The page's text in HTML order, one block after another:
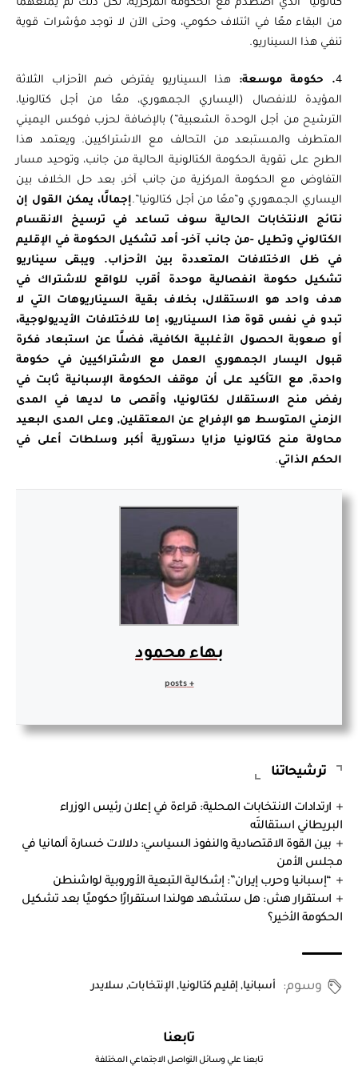
كتالونيا” الذي اصطدم مع الحكومة المركزية، لكن ذلك لم يمنعهما
من البقاء معًا في ائتلاف حكومي، وحتى الآن لا توجد مؤشرات قوية
تنفي هذا السيناريو.
. حكومة موسعة:هذا السيناريو يفترض ضم الأحزاب الثلاثة
المؤيدة للانفصال (اليساري الجمهوري، معًا من أجل كتالونيا،
الترشيح من أجل الوحدة الشعبية”) بالإضافة لحزب فوكس اليميني
المتطرف والمستبعد من التحالف مع الاشتراكيين. ويعتمد هذا
الطرح على تقوية الحكومة الكتالونية الحالية من جانب، وتوحيد مسار
التفاوض مع الحكومة المركزية من جانب آخر، بعد حل الخلاف بين
اليساري الجمهوري و”معًا من أجل كتالونيا”.إجمالًا، يمكن القول إن
نتائج الانتخابات الحالية سوف تساعد في ترسيخ الانقسام
الكتالوني وتطيل -من جانب آخر- أمد تشكيل الحكومة في الإقليم
في ظل الاختلافات المتعددة بين الأحزاب. ويبقى سيناريو
تشكيل حكومة انفصالية موحدة أقرب للواقع للاشتراك في
هدف واحد هو الاستقلال، بخلاف بقية السيناريوهات التي لا
تبدو في نفس قوة هذا السيناريو، إما للاختلافات الأيديولوجية،
أو صعوبة الحصول الأغلبية الكافية، فضلًا عن استبعاد فكرة
قبول اليسار الجمهوري العمل مع الاشتراكيين في حكومة
واحدة, مع التأكيد على أن موقف الحكومة الإسبانية ثابت في
رفض منح الاستقلال لكتالونيا، وأقصى ما لديها في المدى
الزمني المتوسط هو الإفراج عن المعتقلين, وعلى المدى البعيد
محاولة منح كتالونيا مزايا دستورية أكبر وسلطات أعلى في
الحكم الذاتي.
بهاء محمود
ترشيحاتنا
ارتدادات الانتخابات المحلية: قراءة في إعلان رئيس الوزراء
البريطاني استقالتَه
بين القوة الاقتصادية والنفوذ السياسي: دلالات خسارة ألمانيا في
مجلس الأمن
“إسبانيا وحرب إيران”: إشكالية التبعية الأوروبية لواشنطن
استقرار هش: هل ستشهد هولندا استقرارًا حكوميًا بعد تشكيل
الحكومة الأخير؟
وسوم: أسبانيا,إقليم كتالونيا,الإنتخابات,سلايدر
تابعنا
تابعنا علي وسائل التواصل الاجتماعي المختلفة